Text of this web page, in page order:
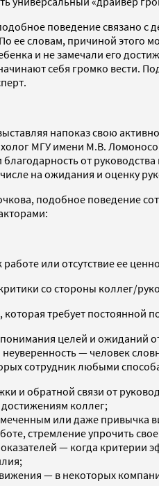
поведение связано с
ее словам, причиной этого
и не замечали его
себя громко вести.
напоказ свою
МГУ имени М.В.
благодарность от
на ожидания и оценку
подобное поведение
или отсутствие ее
со стороны коллег/
которая требует постоянной
понимания целей и ожиданий
— человек
сотрудник любыми
и обратной связи от
достижениям коллег;
или даже привычка
стремление упрочить
— когда
— в некоторых